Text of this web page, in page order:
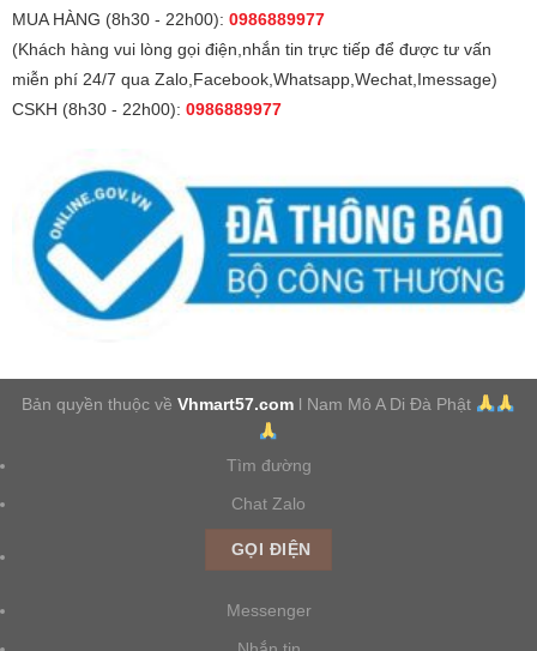
MUA HÀNG (8h30 - 22h00): 0986889977
(Khách hàng vui lòng gọi điện,nhắn tin trực tiếp để được tư vấn
miễn phí 24/7 qua Zalo,Facebook,Whatsapp,Wechat,Imessage)
CSKH (8h30 - 22h00): 0986889977
Bản quyền thuộc vềVhmart57.com l Nam Mô A Di Đà Phật
Tìm đường
Chat Zalo
GỌI ĐIỆN
Messenger